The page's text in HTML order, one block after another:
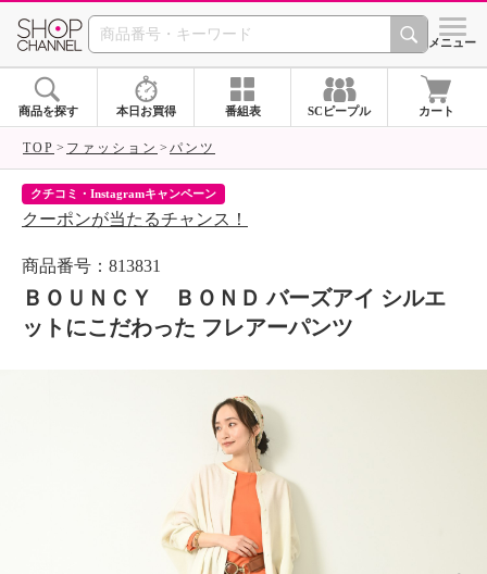
SHOP CHANNEL シメニュー
商品を探す 本日お買得 番組表 SCピープル カート
TOP ファッション パンツ
クチコミ・Instagramキャンペーン
クーポンが当たるチャンス！
商品番号：813831
ＢＯＵＮＣＹ ＢＯＮＤ バーズアイ シルエ
ットにこだわった フレアーパンツ